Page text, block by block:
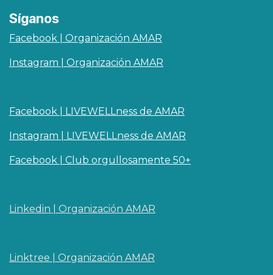
Síganos
Facebook | Organización AMAR
Instagram | Organización AMAR
Facebook | LIVEWELLness de AMAR
Instagram | LIVEWELLness de AMAR
Facebook | Club orgullosamente 50+
Linkedin | O​rganización AMAR
Linktree | Organización AMAR